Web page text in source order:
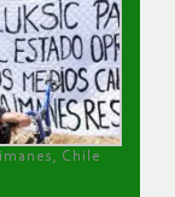
Chile